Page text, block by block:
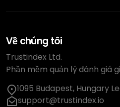
Về chúng tôi
Trustindex Ltd.
Phần mềm quản lý đánh giá
1095 Budapest, Hungary
support@trustindex.io